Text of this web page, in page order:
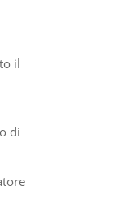
il
di